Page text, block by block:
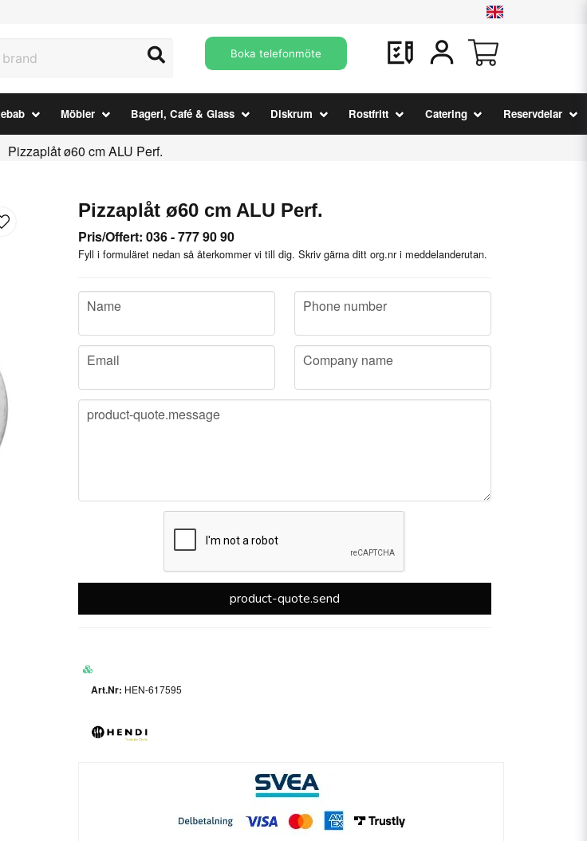
Boka telefonmöte
Möbler Bageri, Café & Glass Diskrum Rostfritt Catering Reservdelar
Pizzaplåt ø60 cm ALU Perf.
Pizzaplåt ø60 cm ALU Perf.
Pris/Offert: 036 - 777 90 90
Fyll i formuläret nedan så återkommer vi till dig. Skriv gärna ditt org.nr i meddelanderutan.
name
Name
email
Email
phone
Phone number
company
Company name
message
product-quote.message
product-quote.send
HEN-617595